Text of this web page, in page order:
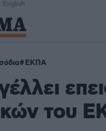
English
ΕΚΠΑ
του